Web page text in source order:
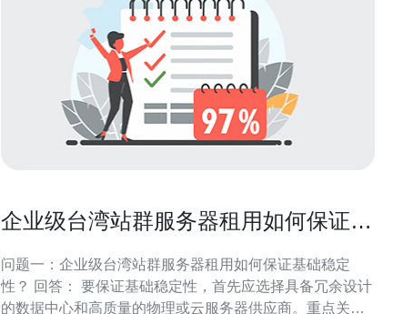
企业级台湾站群服务器租用如何保证稳
问题一：企业级台湾站群服务器租用如何保证基础稳定
性？ 回答： 要保证基础稳定性，首先应选择具备冗余设计
的数据中心和高质量的物理或云服务器供应商。重点关注